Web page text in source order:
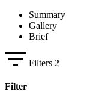
Summary
Gallery
Brief
Filters 2
Filter